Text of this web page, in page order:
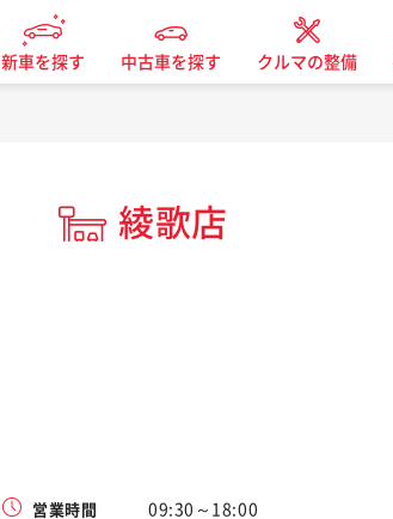
新車を探す 中古車を探す クルマの整備
綾歌店
営業時間 09:30～18:00